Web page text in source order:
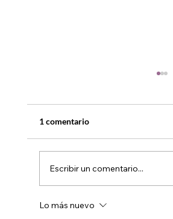
1 comentario
Escribir un comentario...
Lo más nuevo